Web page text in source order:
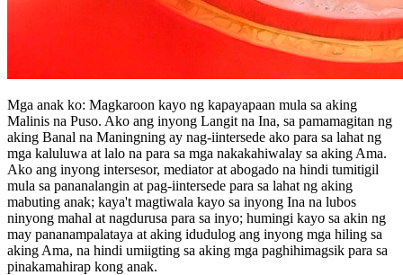
Mga anak ko: Magkaroon kayo ng kapayapaan mula sa aking
Malinis na Puso. Ako ang inyong Langit na Ina, sa pamamagitan ng
aking Banal na Maningning ay nag-iintersede ako para sa lahat ng
mga kaluluwa at lalo na para sa mga nakakahiwalay sa aking Ama.
Ako ang inyong intersesor, mediator at abogado na hindi tumitigil
mula sa pananalangin at pag-iintersede para sa lahat ng aking
mabuting anak; kaya't magtiwala kayo sa inyong Ina na lubos
ninyong mahal at nagdurusa para sa inyo; humingi kayo sa akin ng
may pananampalataya at aking idudulog ang inyong mga hiling sa
aking Ama, na hindi umiigting sa aking mga paghihimagsik para sa
pinakamahirap kong anak.